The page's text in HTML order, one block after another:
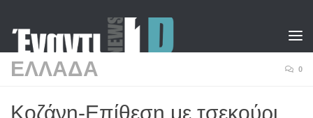
ΕΛΛΑΔΑ 0
Κοζάνη-Επίθεση με τσεκούρι